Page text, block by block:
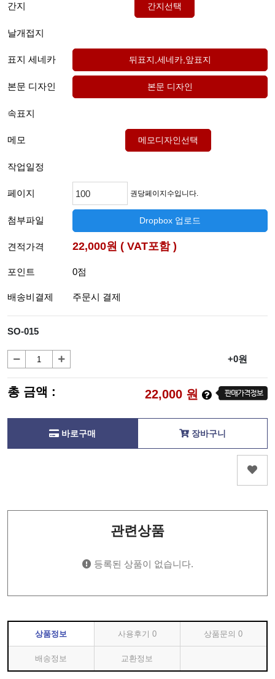
간지
날개접지
표지 세네카
본문 디자인
속표지
메모 메모디자인선택
작업일정
페이지 권당페이지수입니다.
첨부파일 Dropbox 업로드
견적가격 22,000원 ( VAT포함 )
포인트 0점
배송비결제 주문시 결제
SO-015
+0원
총 금액 : 22,000 원
바로구매 장바구니
관련상품
등록된 상품이 없습니다.
상품정보 사용후기 0 상품문의0
배송정보 교환정보